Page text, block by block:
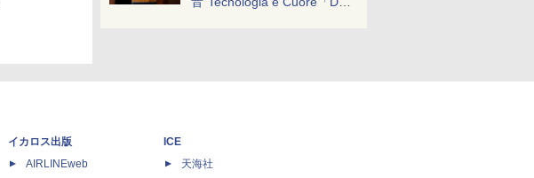
イカロス出版
AIRLINEweb
ICE
天海社